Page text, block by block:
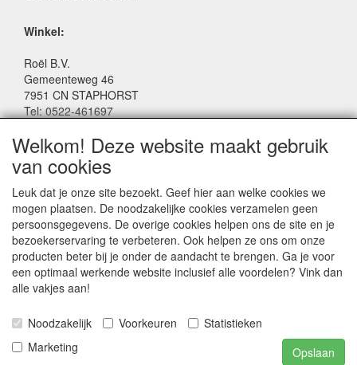
Winkel:
Roël B.V.
Gemeenteweg 46
7951 CN STAPHORST
Tel: 0522-461697
Facebook: www.facebook.com/roelspeelgoed
Openingstijden Winkel:
Maandag t/m Vrijdag: 9:00 - 17:30
Zaterdag: 9:00 - 17:00
Donderdagavond koopavond: 19:00 - 21:00
SERVICE
Playwood BV © 2024
Welkom! Deze website maakt gebruik
van cookies
Leuk dat je onze site bezoekt. Geef hier aan welke cookies we
mogen plaatsen. De noodzakelijke cookies verzamelen geen
persoonsgegevens. De overige cookies helpen ons de site en je
bezoekerservaring te verbeteren. Ook helpen ze ons om onze
producten beter bij je onder de aandacht te brengen. Ga je voor
een optimaal werkende website inclusief alle voordelen? Vink dan
alle vakjes aan!
Noodzakelijk Voorkeuren
Statistieken
Marketing
Opslaan